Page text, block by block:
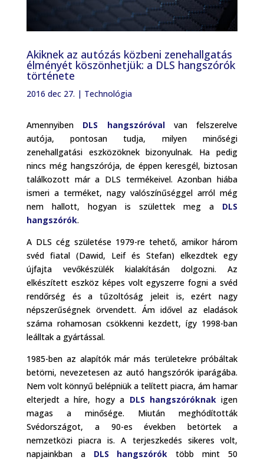
Akiknek az autózás közbeni zenehallgatás
élményét köszönhetjük: a DLS hangszórók
története
2016 dec 27. | Technológia
Amennyiben DLS hangszóróvalvan felszerelve
autója, pontosan tudja, milyen minőségi
zenehallgatási eszközöknek bizonyulnak. Ha pedig
nincs még hangszórója, de éppen keresgél, biztosan
találkozott már a DLS termékeivel. Azonban hiába
ismeri a terméket, nagy valószínűséggel arról még
nem hallott, hogyan is születtek meg a DLS
hangszórók.
A DLS cég születése 1979-re tehető, amikor három
svéd fiatal (Dawid, Leif és Stefan) elkezdtek egy
újfajta vevőkészülék kialakításán dolgozni. Az
elkészített eszköz képes volt egyszerre fogni a svéd
rendőrség és a tűzoltóság jeleit is, ezért nagy
népszerűségnek örvendett. Ám idővel az eladások
száma rohamosan csökkenni kezdett, így 1998-ban
leálltak a gyártással.
1985-ben az alapítók már más területekre próbáltak
betörni, nevezetesen az autó hangszórók iparágába.
Nem volt könnyű belépniük a telített piacra, ám hamar
elterjedt a híre, hogy a DLS hangszóróknakigen
magas a minősége. Miután meghódították
Svédországot, a 90-es években betörtek a
nemzetközi piacra is. A terjeszkedés sikeres volt,
napjainkban a DLS hangszóróktöbb mint 50